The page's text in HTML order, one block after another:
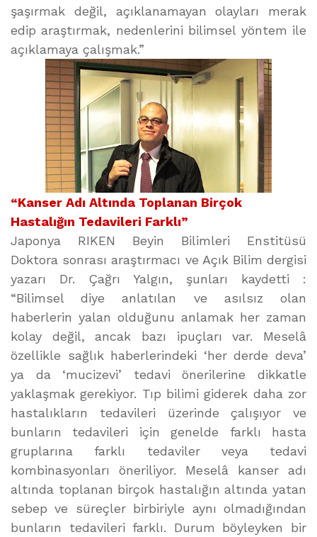
şaşırmak değil, açıklanamayan olayları merak
edip araştırmak, nedenlerini bilimsel yöntem ile
açıklamaya çalışmak.”
“Kanser Adı Altında Toplanan Birçok
Hastalığın Tedavileri Farklı”
Japonya RIKEN Beyin Bilimleri Enstitüsü
Doktora sonrası araştırmacı ve Açık Bilim dergisi
yazarı Dr. Çağrı Yalgın, şunları kaydetti :
“Bilimsel diye anlatılan ve asılsız olan
haberlerin yalan olduğunu anlamak her zaman
kolay değil, ancak bazı ipuçları var. Meselâ
özellikle sağlık haberlerindeki ‘her derde deva’
ya da ‘mucizevi’ tedavi önerilerine dikkatle
yaklaşmak gerekiyor. Tıp bilimi giderek daha zor
hastalıkların tedavileri üzerinde çalışıyor ve
bunların tedavileri için genelde farklı hasta
gruplarına farklı tedaviler veya tedavi
kombinasyonları öneriliyor. Meselâ kanser adı
altında toplanan birçok hastalığın altında yatan
sebep ve süreçler birbiriyle aynı olmadığından
bunların tedavileri farklı. Durum böyleyken bir